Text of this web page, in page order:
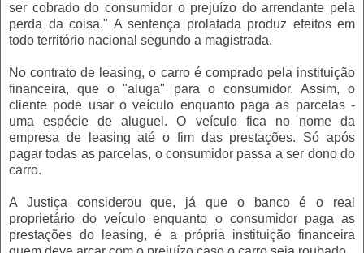
ser cobrado do consumidor o prejuízo do arrendante pela
perda da coisa." A sentença prolatada produz efeitos em
todo território nacional segundo a magistrada.
No contrato de leasing, o carro é comprado pela instituição
financeira, que o "aluga" para o consumidor. Assim, o
cliente pode usar o veículo enquanto paga as parcelas -
uma espécie de aluguel. O veículo fica no nome da
empresa de leasing até o fim das prestações. Só após
pagar todas as parcelas, o consumidor passa a ser dono do
carro.
A Justiça considerou que, já que o banco é o real
proprietário do veículo enquanto o consumidor paga as
prestações do leasing, é a própria instituição financeira